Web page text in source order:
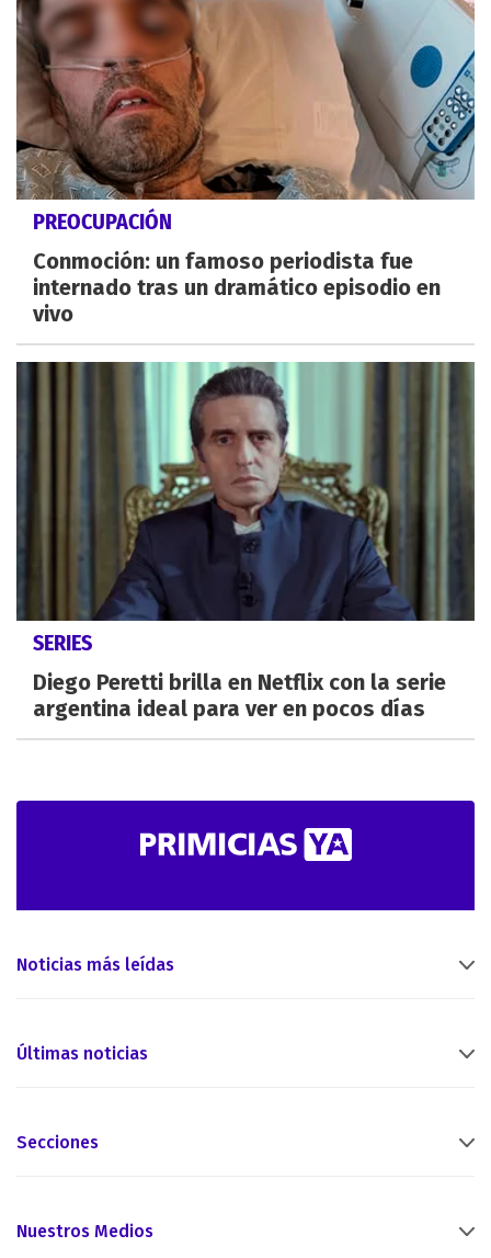
PREOCUPACIÓN
Conmoción: un famoso periodista fue
internado tras un dramático episodio en
vivo
SERIES
Diego Peretti brilla en Netflix con la serie
argentina ideal para ver en pocos días
Noticias más leídas
Últimas noticias
Secciones
Nuestros Medios